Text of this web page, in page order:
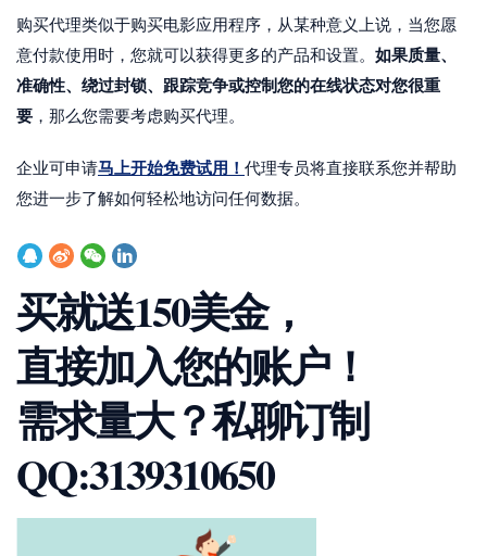
购买代理类似于购买电影应用程序，从某种意义上说，当您愿
意付款使用时，您就可以获得更多的产品和设置。 如果质量、
准确性、绕过封锁、跟踪竞争或控制您的在线状态对您很重
要 ，那么您需要考虑购买代理。
企业可申请马上开始免费试用！ 代理专员将直接联系您并帮助
您进一步了解如何轻松地访问任何数据。
买就送150美金，
直接加入您的账户！
需求量大？私聊订制
QQ:3139310650